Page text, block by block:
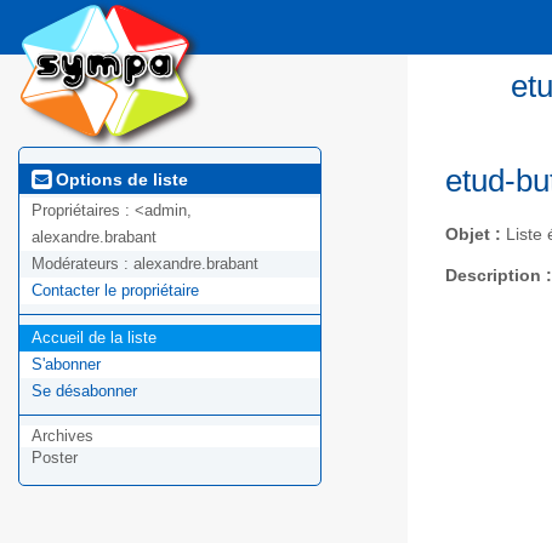
Options de liste
Propriétaires : <admin,
alexandre.brabant
Modérateurs : alexandre.brabant
Contacter le propriétaire
Accueil de la liste
S'abonner
Se désabonner
Archives
Poster
etud-
Objet : Liste
Description :